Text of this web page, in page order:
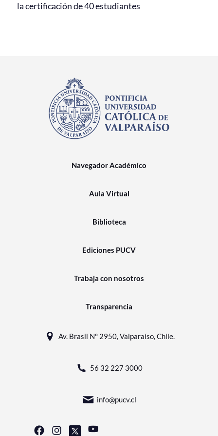
la certificación de 40 estudiantes
Navegador Académico
Aula Virtual
Biblioteca
Ediciones PUCV
Trabaja con nosotros
Transparencia
Av. Brasil N° 2950, Valparaíso, Chile.
56 32 227 3000
info@pucv.cl